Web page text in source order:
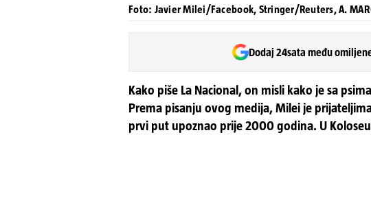
Foto: Javier Milei/Facebook, Stringer/Reuters, A.
Dodaj 24sata među
Kako piše La Nacional, on misli kako je sa
Prema pisanju ovog medija, Milei je
prvi put upoznao prije 2000 godina. U